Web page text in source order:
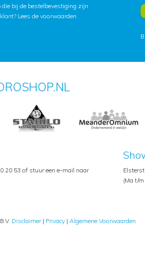
bij de bestelbevestiging zijn
Lees de voorwaarden.
20 53 of stuur een e-mail naar
(Ma t/
Disclaimer| Privacy | Algemene Voorwaarden